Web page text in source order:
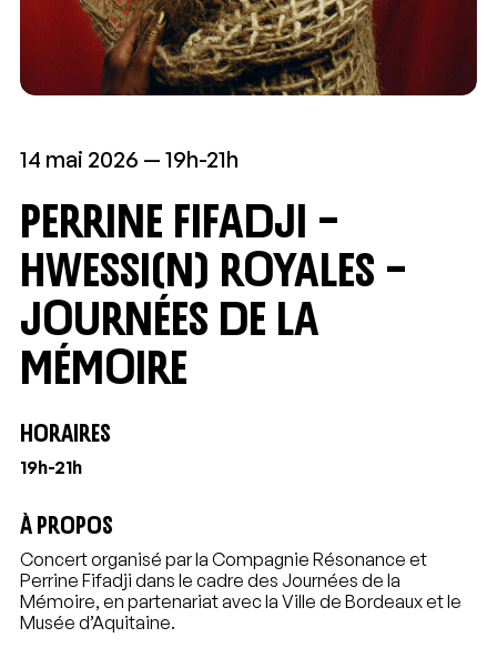
14 mai 2026 19h-21h
Perrine Fifadji –
Hwessi(n) Royales –
Journées de la
Mémoire
HORAIRES
19h-21h
À PROPOS
Concert organisé par la Compagnie Résonance et
Perrine Fifadji dans le cadre des Journées de la
Mémoire, en partenariat avec la Ville de Bordeaux et le
Musée d’Aquitaine.